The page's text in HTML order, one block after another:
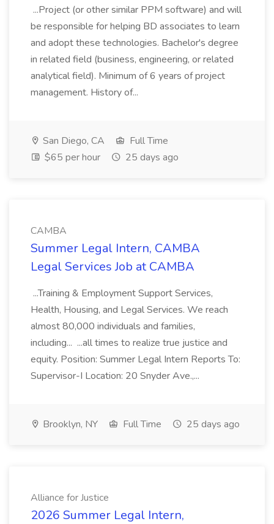
...Project (or other similar PPM software) and will
be responsible for helping BD associates to learn
and adopt these technologies. Bachelor's degree
in related field (business, engineering, or related
analytical field). Minimum of 6 years of project
management. History of...
San Diego, CA
Full Time
$65 per hour
25 days ago
CAMBA
Summer Legal Intern, CAMBA
Legal Services Job at CAMBA
...Training & Employment Support Services,
Health, Housing, and Legal Services. We reach
almost 80,000 individuals and families,
including... ...all times to realize true justice and
equity. Position: Summer Legal Intern Reports To:
Supervisor-I Location: 20 Snyder Ave.,...
Brooklyn, NY Full Time 25 days ago
Alliance for Justice
2026 Summer Legal Intern,